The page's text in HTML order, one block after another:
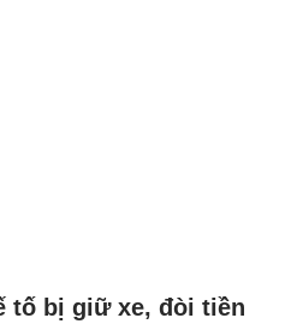
tố bị giữ xe, đòi tiền